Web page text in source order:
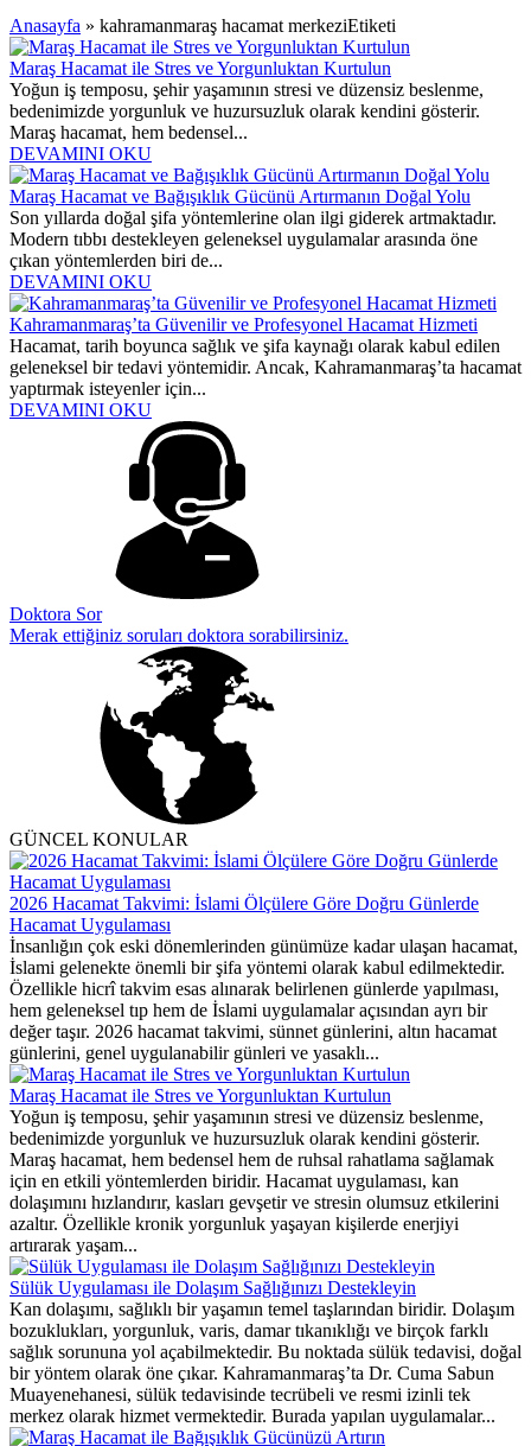
Anasayfa » kahramanmaraş hacamat merkeziEtiketi
Maraş Hacamat ile Stres ve Yorgunluktan Kurtulun
Yoğun iş temposu, şehir yaşamının stresi ve düzensiz beslenme,
bedenimizde yorgunluk ve huzursuzluk olarak kendini gösterir.
Maraş hacamat, hem bedensel...
DEVAMINI OKU
Maraş Hacamat ve Bağışıklık Gücünü Artırmanın Doğal Yolu
Son yıllarda doğal şifa yöntemlerine olan ilgi giderek artmaktadır.
Modern tıbbı destekleyen geleneksel uygulamalar arasında öne
çıkan yöntemlerden biri de...
DEVAMINI OKU
Kahramanmaraş’ta Güvenilir ve Profesyonel Hacamat Hizmeti
Hacamat, tarih boyunca sağlık ve şifa kaynağı olarak kabul edilen
geleneksel bir tedavi yöntemidir. Ancak, Kahramanmaraş’ta hacamat
yaptırmak isteyenler için...
DEVAMINI OKU
Doktora Sor
Merak ettiğiniz soruları doktora sorabilirsiniz.
GÜNCEL KONULAR
2026 Hacamat Takvimi: İslami Ölçülere Göre Doğru Günlerde
Hacamat Uygulaması
İnsanlığın çok eski dönemlerinden günümüze kadar ulaşan hacamat,
İslami gelenekte önemli bir şifa yöntemi olarak kabul edilmektedir.
Özellikle hicrî takvim esas alınarak belirlenen günlerde yapılması,
hem geleneksel tıp hem de İslami uygulamalar açısından ayrı bir
değer taşır. 2026 hacamat takvimi, sünnet günlerini, altın hacamat
günlerini, genel uygulanabilir günleri ve yasaklı...
Maraş Hacamat ile Stres ve Yorgunluktan Kurtulun
Yoğun iş temposu, şehir yaşamının stresi ve düzensiz beslenme,
bedenimizde yorgunluk ve huzursuzluk olarak kendini gösterir.
Maraş hacamat, hem bedensel hem de ruhsal rahatlama sağlamak
için en etkili yöntemlerden biridir. Hacamat uygulaması, kan
dolaşımını hızlandırır, kasları gevşetir ve stresin olumsuz etkilerini
azaltır. Özellikle kronik yorgunluk yaşayan kişilerde enerjiyi
artırarak yaşam...
Sülük Uygulaması ile Dolaşım Sağlığınızı Destekleyin
Kan dolaşımı, sağlıklı bir yaşamın temel taşlarından biridir. Dolaşım
bozuklukları, yorgunluk, varis, damar tıkanıklığı ve birçok farklı
sağlık sorununa yol açabilmektedir. Bu noktada sülük tedavisi, doğal
bir yöntem olarak öne çıkar. Kahramanmaraş’ta Dr. Cuma Sabun
Muayenehanesi, sülük tedavisinde tecrübeli ve resmi izinli tek
merkez olarak hizmet vermektedir. Burada yapılan uygulamalar...